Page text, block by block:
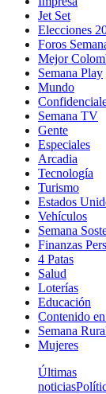
Jet Set
Elecciones
Foros
Mejor
Semana Play
Mundo
Semana TV
Gente
Especiales
Arcadia
Tecnología
Turismo
Estados
Vehículos
Semana
Finanzas
4 Patas
Salud
Loterías
Educación
Contenido
Semana
Mujeres
Últimas
noticias